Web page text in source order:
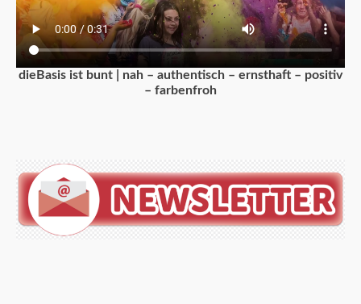
dieBasis ist bunt | nah – authentisch – ernsthaft – positiv
– farbenfroh